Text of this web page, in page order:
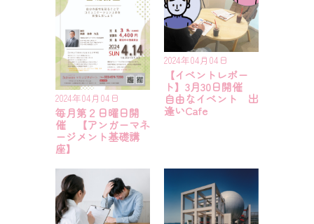
2024年04月04日
毎月第２日曜日開
催 【アンガーマネ
ージメント基礎講
座】
2024年04月04日
【イベントレポー
ト】3月30日開催
自由なイベント 出
逢いCafe